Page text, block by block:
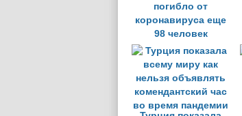
погибло от
коронавируса еще
98 человек